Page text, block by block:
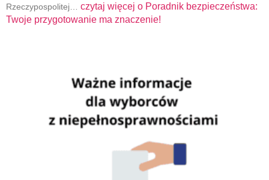
Rzeczypospolitej… czytaj więcej o Poradnik bezpieczeństwa:
Twoje przygotowanie ma znaczenie!